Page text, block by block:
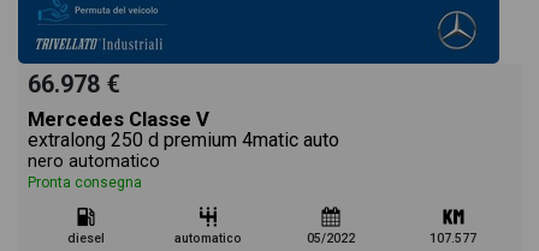
66.978 €
Mercedes Classe V
extralong 250 d premium 4matic auto
nero automatico
Pronta consegna
diesel automatico 05/2022 107.577